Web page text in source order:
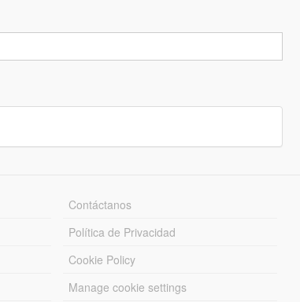
Contáctanos
Política de Privacidad
Cookie Policy
Manage cookie settings